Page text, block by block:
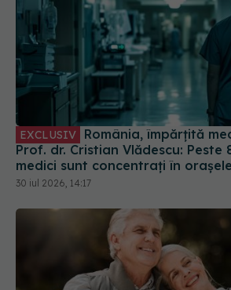
EXCLUSIV
Prof. dr. Cristian Vlădescu: Peste
medici sunt concentrați în orașele
30 iul 2026, 14:17